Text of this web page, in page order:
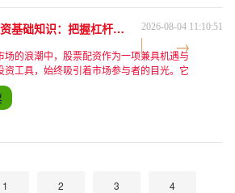
京的雾霾天——你明知道它就在那里，却总
不及防的瞬间被呛得睁不开股票配资基础知识：把握杠杆机遇，规避潜在风险 2026-08-04 11:10:51
场的浪潮中，股票配资作为一项兼具机遇与
资工具，始终吸引着市场参与者的目光。它
效应放大收益的可能性，同时也将风险以同
大，成为投资者在追求超额回报时必须谨慎
项。近年来，随着资本市场改革的深化与市
在逻辑与外部约束，成为把握机遇、规避风
1 2 3 4